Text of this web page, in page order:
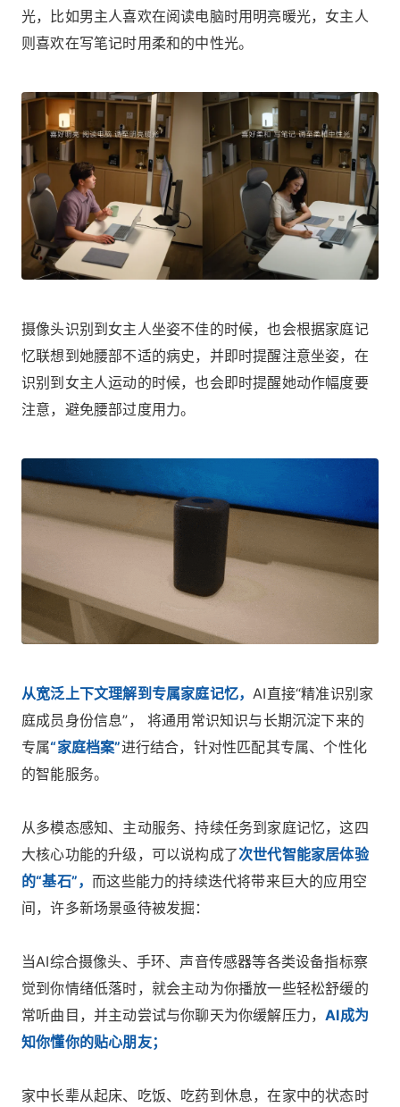
光，比如男主人喜欢在阅读电脑时用明亮暖光，女主人
则喜欢在写笔记时用柔和的中性光。
摄像头识别到女主人坐姿不佳的时候，也会根据家庭记
忆联想到她腰部不适的病史，并即时提醒注意坐姿，在
识别到女主人运动的时候，也会即时提醒她动作幅度要
注意，避免腰部过度用力。
从宽泛上下文理解到专属家庭记忆， AI直接“精准识别家
庭成员身份信息”， 将通用常识知识与长期沉淀下来的
专属“家庭档案”进行结合，针对性匹配其专属、个性化
的智能服务。
从多模态感知、主动服务、持续任务到家庭记忆，这四
大核心功能的升级，可以说构成了次世代智能家居体验
的“基石”，而这些能力的持续迭代将带来巨大的应用空
间，许多新场景亟待被发掘：
当AI综合摄像头、手环、声音传感器等各类设备指标察
觉到你情绪低落时，就会主动为你播放一些轻松舒缓的
常听曲目，并主动尝试与你聊天为你缓解压力，AI成为
知你懂你的贴心朋友；
家中长辈从起床、吃饭、吃药到休息，在家中的状态时